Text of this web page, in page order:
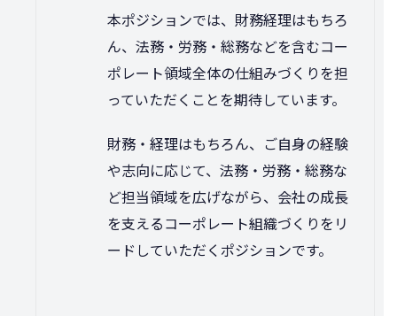
本ポジションでは、財務経理はもちろ
ん、法務・労務・総務などを含むコー
ポレート領域全体の仕組みづくりを担
っていただくことを期待しています。
財務・経理はもちろん、ご自身の経験
や志向に応じて、法務・労務・総務な
ど担当領域を広げながら、会社の成長
を支えるコーポレート組織づくりをリ
ードしていただくポジションです。